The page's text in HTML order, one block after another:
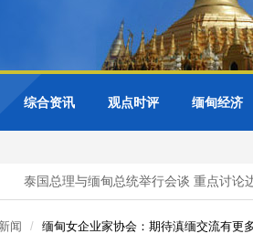
综合资讯 观点时评 缅甸经济
泰国总理与缅甸总统举行会谈 重点讨论
闻 缅甸女企业家协会：期待滇缅交流有更